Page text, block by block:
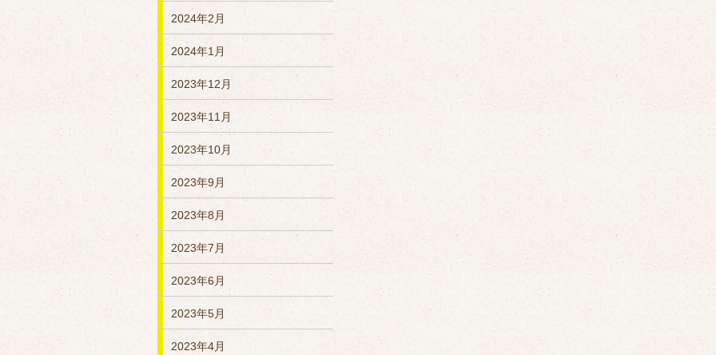
2024年2月
2024年1月
2023年12月
2023年11月
2023年10月
2023年9月
2023年8月
2023年7月
2023年6月
2023年5月
2023年4月